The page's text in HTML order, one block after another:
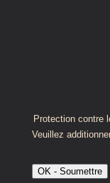
Protection contre
Veuillez